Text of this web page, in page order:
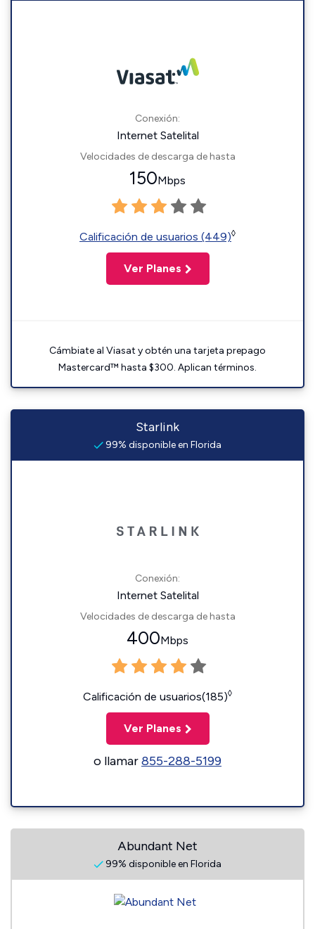
Conexión:
Internet Satelital
Velocidades de descarga de hasta
150Mbps
Calificación de usuarios (449)◊
Ver Planes
Cámbiate al Viasat y obtén una tarjeta prepago
Mastercard™ hasta $300. Aplican términos.
Starlink
99% disponible en Florida
Conexión:
Internet Satelital
Velocidades de descarga de hasta
400Mbps
Calificación de usuarios(185)◊
Ver Planes
o llamar855-288-5199
Abundant Net
99% disponible en Florida